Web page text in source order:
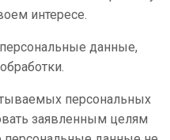
интересе.
данные,
персональных
заявленным целям